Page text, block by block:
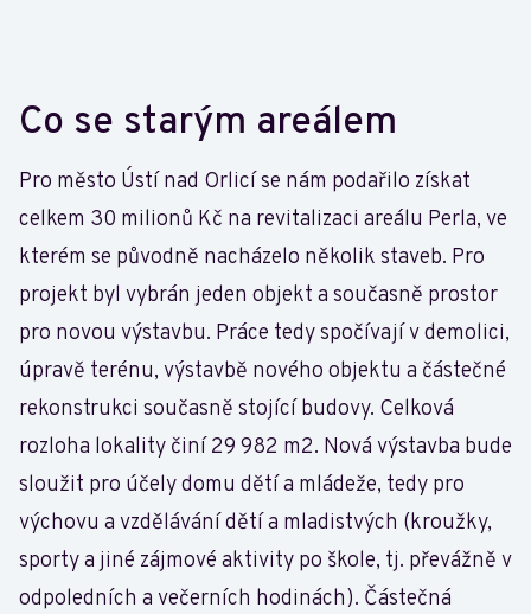
Co se starým areálem
Pro město Ústí nad Orlicí se nám podařilo získat
celkem 30 milionů Kč na revitalizaci areálu Perla, ve
kterém se původně nacházelo několik staveb. Pro
projekt byl vybrán jeden objekt a současně prostor
pro novou výstavbu. Práce tedy spočívají v demolici,
úpravě terénu, výstavbě nového objektu a částečné
rekonstrukci současně stojící budovy. Celková
rozloha lokality činí 29 982 m2. Nová výstavba bude
sloužit pro účely domu dětí a mládeže, tedy pro
výchovu a vzdělávání dětí a mladistvých (kroužky,
sporty a jiné zájmové aktivity po škole, tj. převážně v
odpoledních a večerních hodinách). Částečná